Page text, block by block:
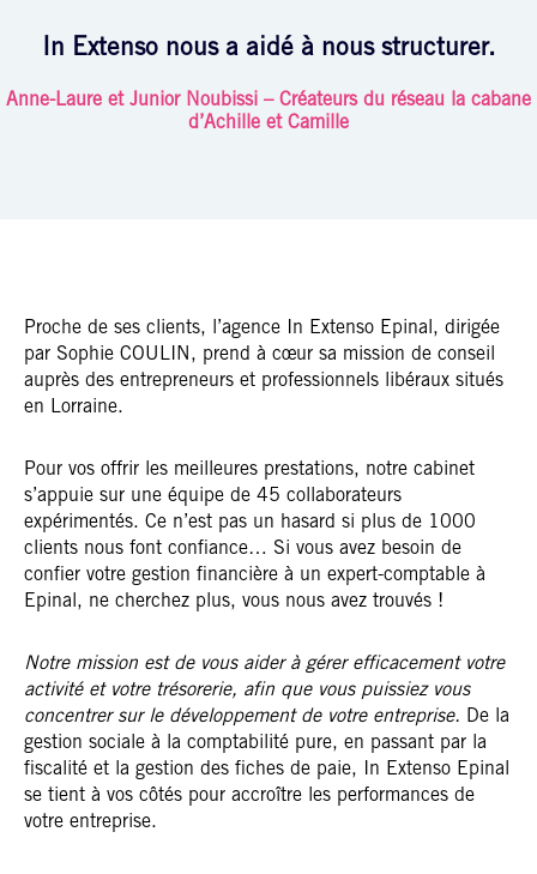
In Extenso nous a aidé à nous structurer.
Anne-Laure et Junior Noubissi – Créateurs du réseau la cabane
d’Achille et Camille
Proche de ses clients, l’agence In Extenso Epinal, dirigée
par Sophie COULIN, prend à cœur sa mission de conseil
auprès des entrepreneurs et professionnels libéraux situés
en Lorraine.
Pour vos offrir les meilleures prestations, notre cabinet
s’appuie sur une équipe de 45 collaborateurs
expérimentés. Ce n’est pas un hasard si plus de 1000
clients nous font confiance… Si vous avez besoin de
confier votre gestion financière à un expert-comptable à
Epinal, ne cherchez plus, vous nous avez trouvés !
Notre mission est de vous aider à gérer efficacement votre
activité et votre trésorerie, afin que vous puissiez vous
concentrer sur le développement de votre entreprise. De la
gestion sociale à la comptabilité pure, en passant par la
fiscalité et la gestion des fiches de paie, In Extenso Epinal
se tient à vos côtés pour accroître les performances de
votre entreprise.